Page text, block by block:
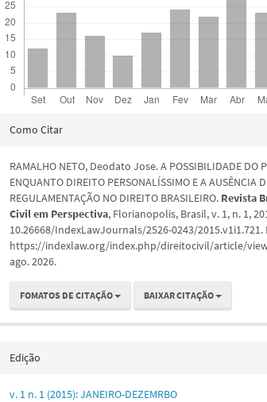
Detalhes
artigo
Como Citar
RAMALHO NETO, Deodato Jose. A POSSIBILIDADE DO
ENQUANTO DIREITO PERSONALÍSSIMO E A AUSÊNCIA
REGULAMENTAÇÃO NO DIREITO BRASILEIRO. Revista
Civil em Perspectiva, Florianopolis, Brasil, v. 1, n. 1,
10.26668/IndexLawJournals/2526-0243/
https://indexlaw.org/index.php/direitocivil/article/
ago. 2026.
FOMATOS DE CITAÇÃO BAIXAR CITAÇÃO
Edição
v. 1 n. 1 (2015): JANEIRO-DEZEMRBO